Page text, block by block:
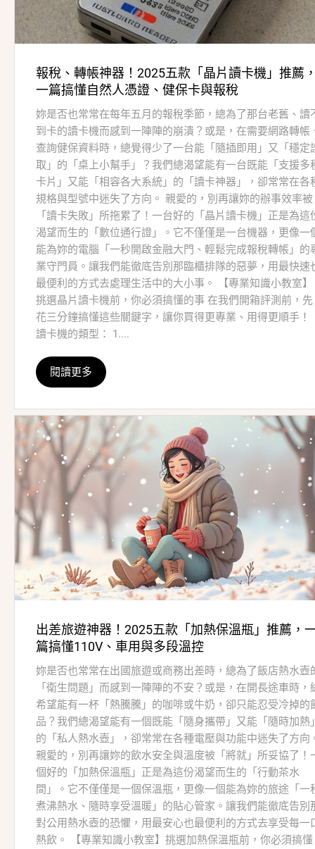
報稅、轉帳神器！2025五款「晶片讀卡機」推薦
一篇搞懂自然人憑證、健保卡與報稅
妳是否也常常在每年五月的報稅季節，總為了那台老舊、讀
到卡的讀卡機而感到一陣陣的崩潰？或是，在需要網路轉帳
查詢健保資料時，總覺得少了一台能「隨插即用」又「穩定
取」的「桌上小幫手」？我們總渴望能有一台既能「支援多
卡片」又能「相容各大系統」的「讀卡神器」，卻常常在各
規格與型號中迷失了方向。 親愛的，別再讓妳的辦事效率被
「讀卡失敗」所拖累了！一台好的「晶片讀卡機」正是為這
渴望而生的「數位通行證」。它不僅僅是一台機器，更像一
能為妳的電腦「一秒開啟金融大門、輕鬆完成報稅轉帳」的
業守門員。讓我們能徹底告別那臨櫃排隊的惡夢，用最快速
最便利的方式去處理生活中的大小事。 【專業知識小教室】
挑選晶片讀卡機前，你必須搞懂的事 在我們開箱評測前，先
花三分鐘搞懂這些關鍵字，讓你買得更專業、用得更順手！
讀卡機的類型： 1....
閱讀更多
出差旅遊神器！2025五款「加熱保溫瓶」推薦，
篇搞懂110V、車用與多段溫控
妳是否也常常在出國旅遊或商務出差時，總為了飯店熱水壺
「衛生問題」而感到一陣陣的不安？或是，在開長途車時，
希望能有一杯「熱騰騰」的咖啡或牛奶，卻只能忍受冷掉的
品？我們總渴望能有一個既能「隨身攜帶」又能「隨時加熱
的「私人熱水壺」，卻常常在各種電壓與功能中迷失了方向
親愛的，別再讓妳的飲水安全與溫度被「將就」所妥協了！
個好的「加熱保溫瓶」正是為這份渴望而生的「行動茶水
間」。它不僅僅是一個保溫瓶，更像一個能為妳的旅途「一
煮沸熱水、隨時享受溫暖」的貼心管家。讓我們能徹底告別
對公用熱水壺的恐懼，用最安心也最便利的方式去享受每一
熱飲。 【專業知識小教室】挑選加熱保溫瓶前，你必須搞懂